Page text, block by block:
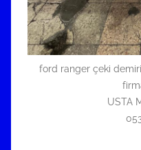
ford ranger çeki
USTA